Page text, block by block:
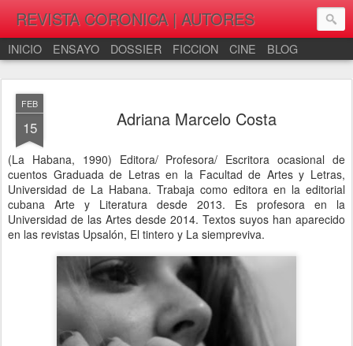
REVISTA CORONICA | AUTORES
INICIO ENSAYO DOSSIER FICCION CINE BLOG
FEB
15 Adriana Marcelo Costa
(La Habana, 1990) Editora/ Profesora/ Escritora ocasional de
cuentos Graduada de Letras en la Facultad de Artes y Letras,
Universidad de La Habana. Trabaja como editora en la editorial
cubana Arte y Literatura desde 2013. Es profesora en la
Universidad de las Artes desde 2014. Textos suyos han aparecido
en las revistas Upsalón, El tintero y La siempreviva.